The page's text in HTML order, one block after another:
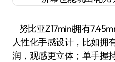
努比亚Z17mini拥有
人性化手感设计，比如拥
润，观感更立体；单手握